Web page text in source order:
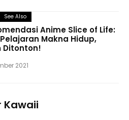
See Also
Anime Slice of Life:
Makna Hidup,
Ditonton!
2021
Kawaii